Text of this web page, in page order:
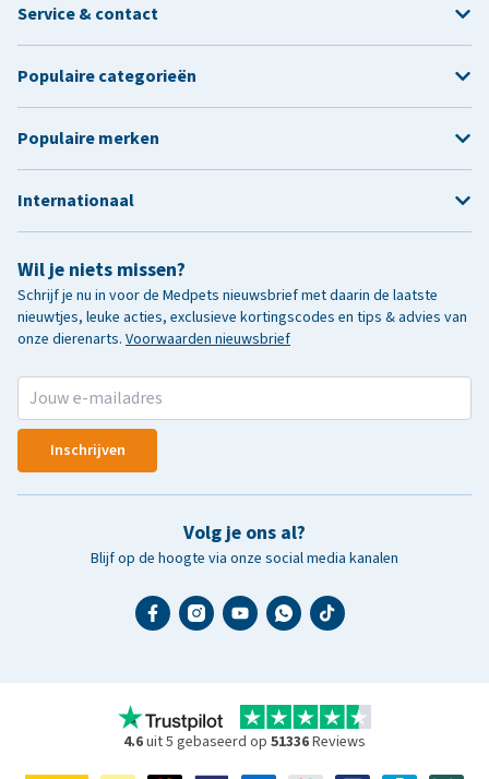
Wil je niets missen?
Schrijf je nu in voor de Medpets nieuwsbrief met daarin de laatste
nieuwtjes, leuke acties, exclusieve kortingscodes en tips & advies van
onze dierenarts. Voorwaarden nieuwsbrief
Inschrijven
Volg je ons al?
Blijf op de hoogte via onze social media kanalen
Service & contact
Populaire categorieën
Populaire merken
Internationaal
4.6uit 5 gebaseerd op 51336Reviews